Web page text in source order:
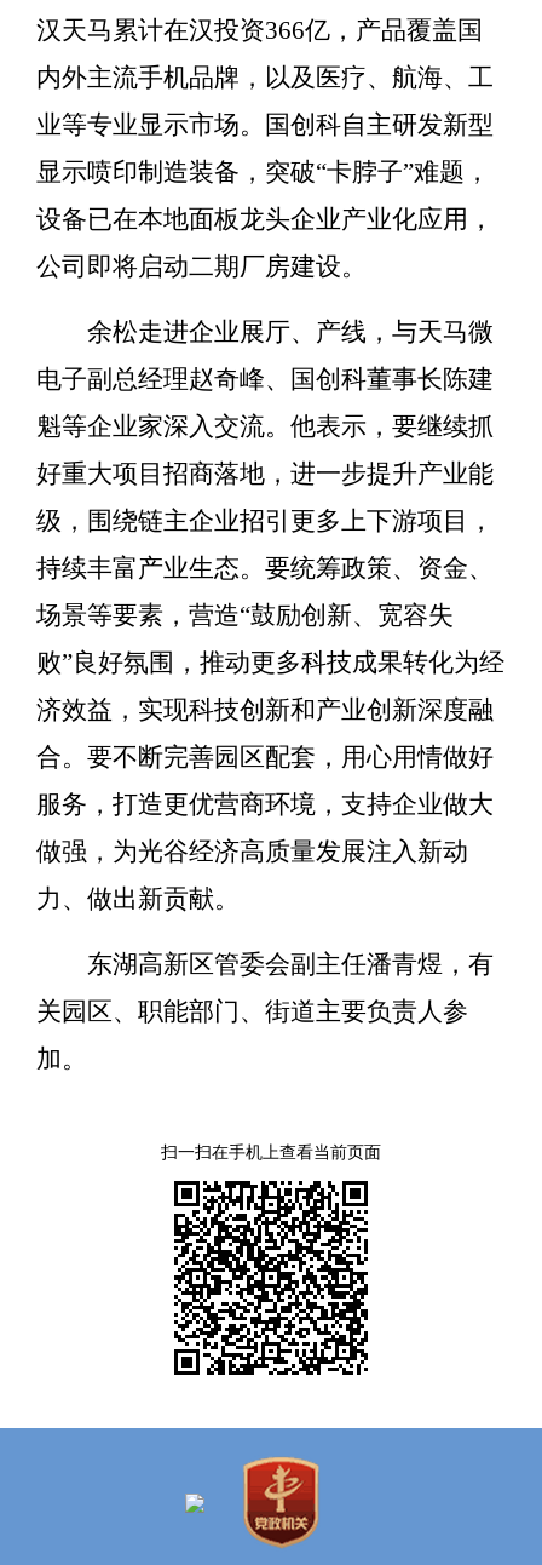
汉天马累计在汉投资366亿，产品覆盖国
内外主流手机品牌，以及医疗、航海、工
业等专业显示市场。国创科自主研发新型
显示喷印制造装备，突破“卡脖子”难题，
设备已在本地面板龙头企业产业化应用，
公司即将启动二期厂房建设。
余松走进企业展厅、产线，与天马微
电子副总经理赵奇峰、国创科董事长陈建
魁等企业家深入交流。他表示，要继续抓
好重大项目招商落地，进一步提升产业能
级，围绕链主企业招引更多上下游项目，
持续丰富产业生态。要统筹政策、资金、
场景等要素，营造“鼓励创新、宽容失
败”良好氛围，推动更多科技成果转化为经
济效益，实现科技创新和产业创新深度融
合。要不断完善园区配套，用心用情做好
服务，打造更优营商环境，支持企业做大
做强，为光谷经济高质量发展注入新动
力、做出新贡献。
东湖高新区管委会副主任潘青煜，有
关园区、职能部门、街道主要负责人参
加。
扫一扫在手机上查看当前页面